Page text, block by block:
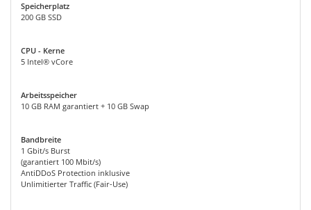
Speicherplatz
200 GB SSD
CPU - Kerne
5 Intel® vCore
Arbeitsspeicher
10 GB RAM garantiert + 10 GB Swap
Bandbreite
1 Gbit/s Burst
(garantiert 100 Mbit/s)
AntiDDoS Protection inklusive
Unlimitierter Traffic (Fair-Use)